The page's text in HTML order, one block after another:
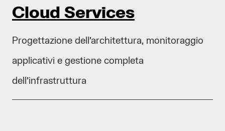
Cloud Services
Progettazione dell’architettura, monitoraggio
applicativi e gestione completa
dell’infrastruttura